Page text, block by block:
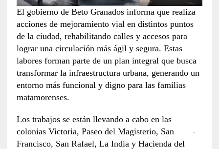
El gobierno de Beto Granados informa que realiza
acciones de mejoramiento vial en distintos puntos
de la ciudad, rehabilitando calles y accesos para
lograr una circulación más ágil y segura. Estas
labores forman parte de un plan integral que busca
transformar la infraestructura urbana, generando un
entorno más funcional y digno para las familias
matamorenses.
Los trabajos se están llevando a cabo en las
colonias Victoria, Paseo del Magisterio, San
Francisco, San Rafael, La India y Hacienda del